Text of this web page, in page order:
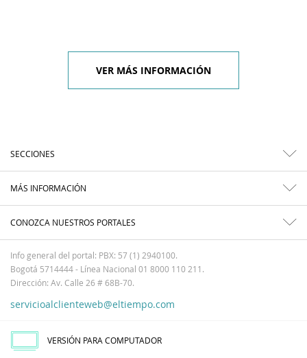
VER MÁS INFORMACIÓN
SECCIONES
MÁS INFORMACIÓN
CONOZCA NUESTROS PORTALES
Info general del portal: PBX: 57 (1) 2940100.
Bogotá 5714444 - Línea Nacional 01 8000 110 211.
Dirección: Av. Calle 26 # 68B-70.
servicioalclienteweb@eltiempo.com
VERSIÓN PARA COMPUTADOR